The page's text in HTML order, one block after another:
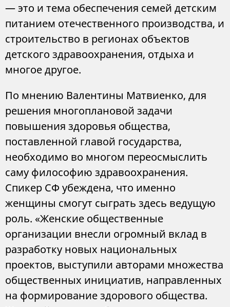
— это и тема обеспечения семей детским
питанием отечественного производства, и
строительство в регионах объектов
детского здравоохранения, отдыха и
многое другое.
По мнению Валентины Матвиенко, для
решения многоплановой задачи
повышения здоровья общества,
поставленной главой государства,
необходимо во многом переосмыслить
саму философию здравоохранения.
Спикер СФ убеждена, что именно
женщины смогут сыграть здесь ведущую
роль. «Женские общественные
организации внесли огромный вклад в
разработку новых национальных
проектов, выступили авторами множества
общественных инициатив, направленных
на формирование здорового общества.